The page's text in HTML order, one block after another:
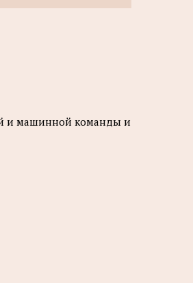
и машинной команды и